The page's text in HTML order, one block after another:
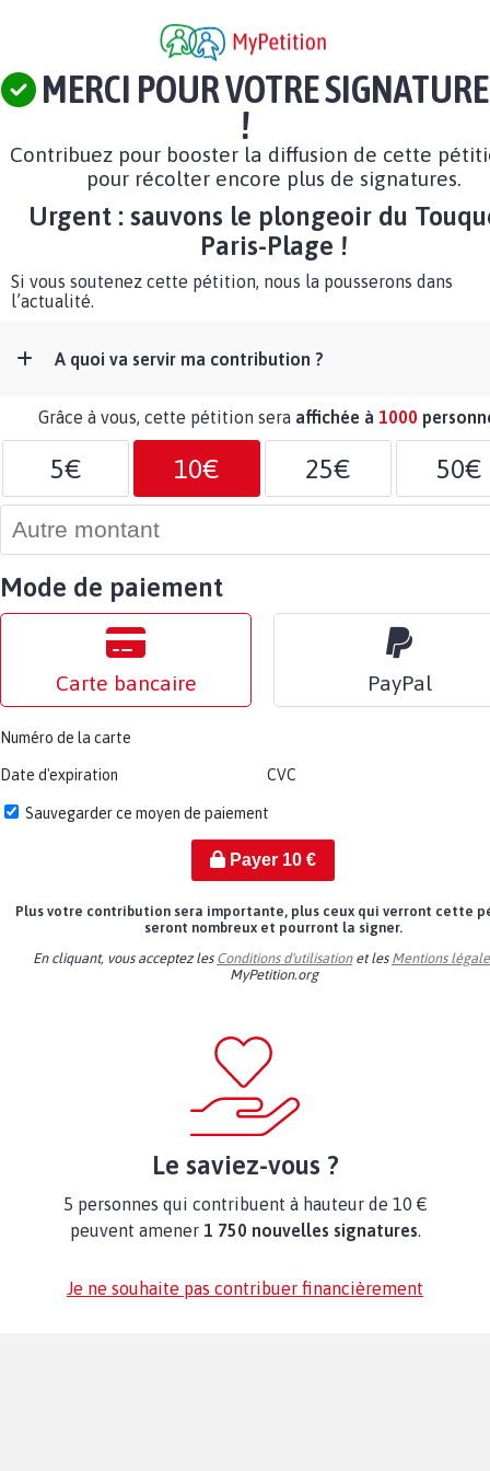
MERCI POUR VOTRE SIGNATURE
!
Contribuez pour booster la diffusion de cette
pour récolter encore plus de signatures.
Urgent : sauvons le plongeoir du
Paris-Plage !
Si vous soutenez cette pétition, nous la pousserons dans
l’actualité.
A quoi va servir ma contribution ?
Grâce à vous, cette pétition sera affichée à 1000
5€ 10€ 25€ 50€
Mode de paiement
Carte bancaire PayPal
Numéro de la carte
Date d'expiration CVC
Sauvegarder ce moyen de paiement
Payer 10€
Plus votre contribution sera importante, plus ceux qui verront cette
seront nombreux et pourront la signer.
En cliquant, vous acceptez les Conditions d'utilisationet les Mentions
MyPetition.org
Le saviez-vous ?
5 personnes qui contribuent à hauteur de 10 €
peuvent amener 1 750 nouvelles signatures.
Je ne souhaite pas contribuer financièrement